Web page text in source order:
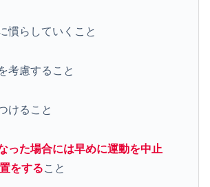
慣らしていくこと
考慮すること
けること
った場合には早めに運動を中止
をすること